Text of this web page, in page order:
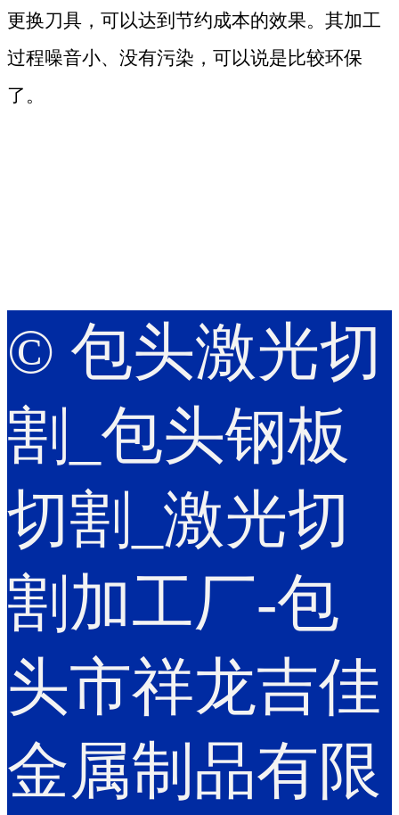
更换刀具，可以达到节约成本的效果。其加工
过程噪音小、没有污染，可以说是比较环保
了。
© 包头激光切
割_包头钢板
切割_激光切
割加工厂-包
头市祥龙吉佳
金属制品有限